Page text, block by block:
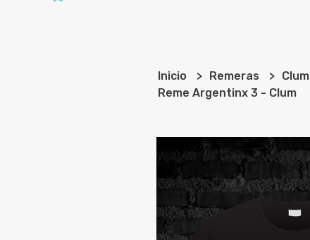
Inicio Remeras
Clum
Reme Argentinx 3 - Clum